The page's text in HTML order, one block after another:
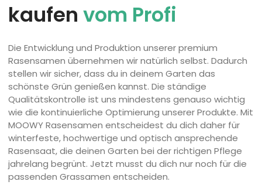
kaufen vom Profi
Die Entwicklung und Produktion unserer premium
Rasensamen übernehmen wir natürlich selbst. Dadurch
stellen wir sicher, dass du in deinem Garten das
schönste Grün genießen kannst. Die ständige
Qualitätskontrolle ist uns mindestens genauso wichtig
wie die kontinuierliche Optimierung unserer Produkte. Mit
MOOWY Rasensamen entscheidest du dich daher für
winterfeste, hochwertige und optisch ansprechende
Rasensaat, die deinen Garten bei der richtigen Pflege
jahrelang begrünt. Jetzt musst du dich nur noch für die
passenden Grassamen entscheiden.